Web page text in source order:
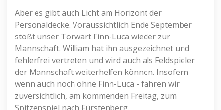
Aber es gibt auch Licht am Horizont der
Personaldecke. Voraussichtlich Ende September
stößt unser Torwart Finn-Luca wieder zur
Mannschaft. William hat ihn ausgezeichnet und
fehlerfrei vertreten und wird auch als Feldspieler
der Mannschaft weiterhelfen können. Insofern -
wenn auch noch ohne Finn-Luca - fahren wir
zuversichtlich, am kommenden Freitag, zum
Spitzenspiel nach Fürstenberg.